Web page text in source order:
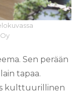
Sen perään
tapaa.
kulttuurillinen